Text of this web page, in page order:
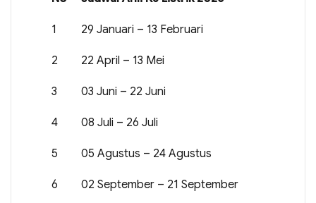
1 29 Januari – 13 Februari
2 22 April – 13 Mei
3 03 Juni – 22 Juni
4 08 Juli – 26 Juli
5 05 Agustus – 24 Agustus
6 02 September – 21 September